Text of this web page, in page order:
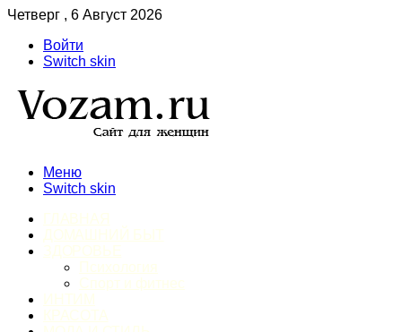
Четверг , 6 Август 2026
Войти
Switch skin
Меню
Switch skin